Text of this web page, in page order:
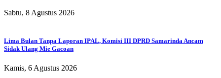
Sabtu, 8 Agustus 2026
Lima Bulan Tanpa Laporan IPAL, Komisi III DPRD Samarinda Ancam
Sidak Ulang Mie Gacoan
Kamis, 6 Agustus 2026